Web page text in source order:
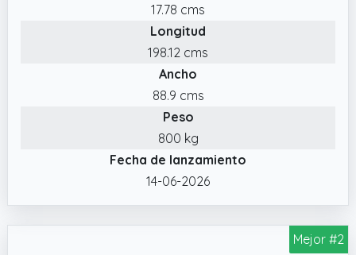
17.78 cms
Longitud
198.12 cms
Ancho
88.9 cms
Peso
800 kg
Fecha de lanzamiento
14-06-2026
Mejor #2